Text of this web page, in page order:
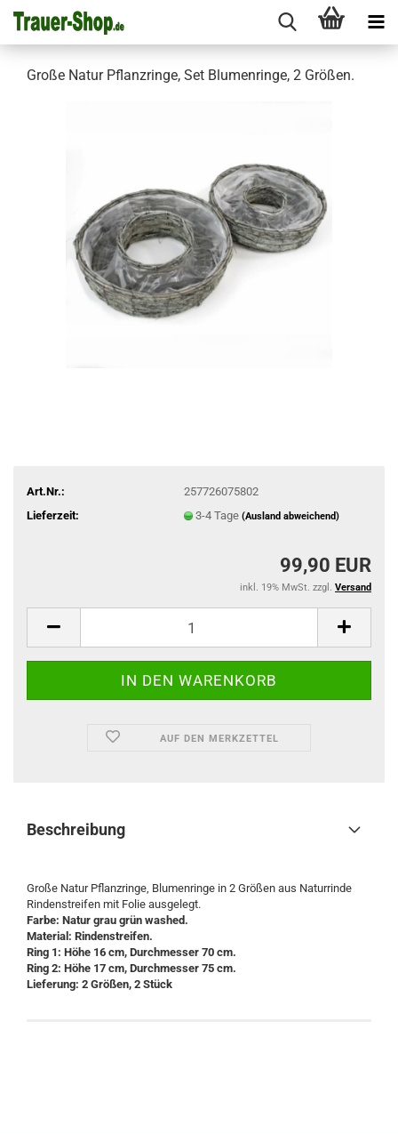
Große Natur Pflanzringe, Set Blumenringe, 2 Größen.
Art.Nr.:
257726075802
Lieferzeit:
3-4 Tage (Ausland abweichend)
99,90 EUR
inkl. 19% MwSt. zzgl. Versand
AUF DEN MERKZETTEL
Beschreibung
Große Natur Pflanzringe, Blumenringe in 2 Größen aus Naturrinde
Rindenstreifen mit Folie ausgelegt.
Farbe: Natur grau grün washed.
Material: Rindenstreifen.
Ring 1: Höhe 16 cm, Durchmesser 70 cm.
Ring 2: Höhe 17 cm, Durchmesser 75 cm.
Lieferung: 2 Größen, 2 Stück